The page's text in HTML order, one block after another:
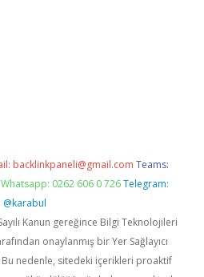
backlinkpaneli@gmail.com Teams:
Whatsapp: 0262 606 0 726 Telegram:
@karabul
Kanun gereğince Bilgi Teknolojileri
onaylanmış bir Yer Sağlayıcı
nedenle, sitedeki içerikleri proaktif